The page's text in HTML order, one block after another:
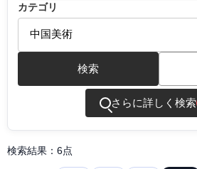
カテゴリ
検索
さらに詳しく検索
検索結果：6点